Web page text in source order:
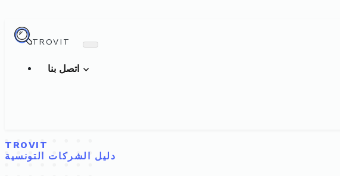
TROVIT
TROVIT
دليل الشركات التونسية